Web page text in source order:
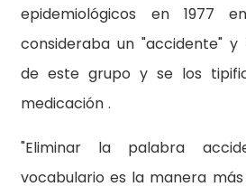
epidemiológicos en 1977
consideraba un "accidente"
de este grupo y se los
medicación .
"Eliminar la palabra
vocabulario es la manera